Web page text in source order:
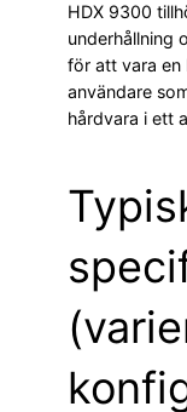
HDX 9300
underhållning
för att vara en
användare
hårdvara i ett